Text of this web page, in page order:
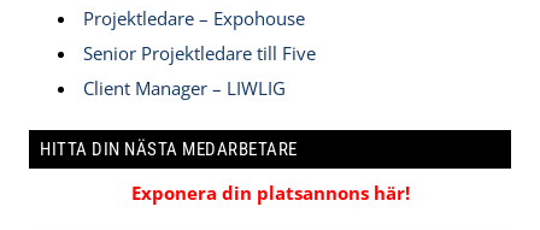
Projektledare – Expohouse
Senior Projektledare till Five
Client Manager – LIWLIG
HITTA DIN NÄSTA MEDARBETARE
Exponera din platsannons här!